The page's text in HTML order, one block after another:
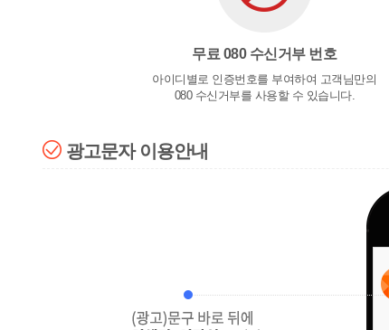
무료 080 수신거부 번호
아이디별로 인증번호를 부여하여 고객님만의
080 수신거부를 사용할 수 있습니다.
광고문자 이용안내